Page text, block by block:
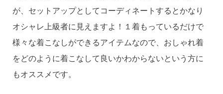
が、セットアップとしてコーディネートするとかなり
オシャレ上級者に見えますよ！１着もっているだけで
様々な着こなしができるアイテムなので、おしゃれ着
をどのように着こなして良いかわからないという方に
もオススメです。